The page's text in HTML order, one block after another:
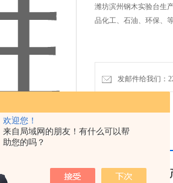
欢迎您！
来自局域网的朋友！有什么可以帮
助您的吗？
潍坊滨州钢木实验台生
品化工、石油、环保、
发邮件给我们：
留言询价
潍坊滨州钢木实验台生